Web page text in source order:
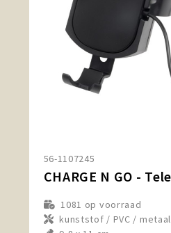
56-1107245
1081 op voorraad
kunststof / PVC / metaal